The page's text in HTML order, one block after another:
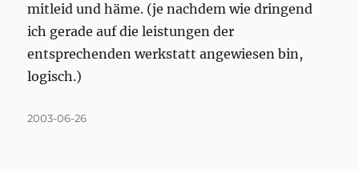
mitleid und häme. (je nachdem wie dringend
ich gerade auf die leistungen der
entsprechenden werkstatt angewiesen bin,
logisch.)
Posted
2003-06-26